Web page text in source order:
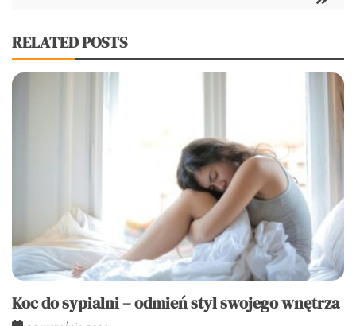
RELATED POSTS
Koc do sypialni – odmień styl swojego wnętrza